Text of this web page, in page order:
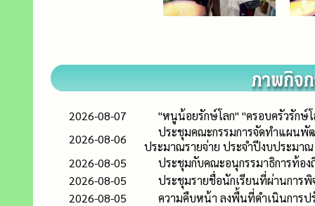
2026-08-07
"หนูน้อยรักษ์โลก" "ครอบครัวรักษ์
2026-08-06
ประชุมคณะกรรมการจัดทำแผนพั
ประมาณรายจ่าย ประจำปีงบประมา
2026-08-05
ประชุมกับคณะอนุกรรมาธิการท้อ
2026-08-05
ประชุมรายชื่อนักเรียนที่ผ่านการ
2026-08-05
ความคืบหน้า ลงพื้นที่ดำเนินการ